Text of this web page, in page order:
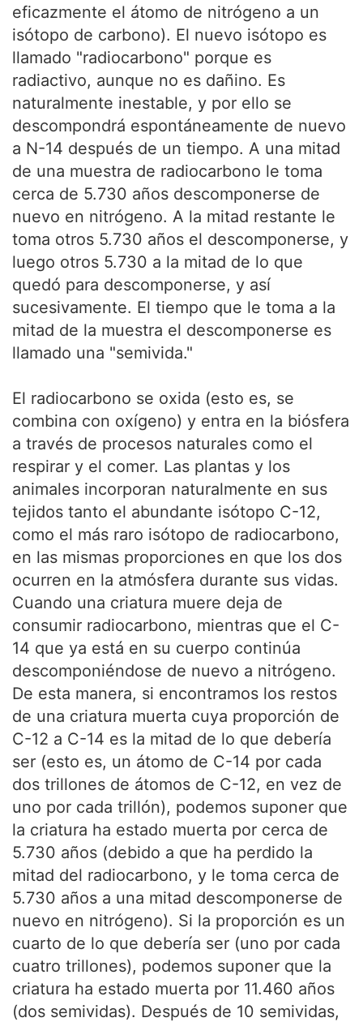
eficazmente el átomo de nitrógeno a un
isótopo de carbono). El nuevo isótopo es
llamado "radiocarbono" porque es
radiactivo, aunque no es dañino. Es
naturalmente inestable, y por ello se
descompondrá espontáneamente de nuevo
a N-14 después de un tiempo. A una mitad
de una muestra de radiocarbono le toma
cerca de 5.730 años descomponerse de
nuevo en nitrógeno. A la mitad restante le
toma otros 5.730 años el descomponerse, y
luego otros 5.730 a la mitad de lo que
quedó para descomponerse, y así
sucesivamente. El tiempo que le toma a la
mitad de la muestra el descomponerse es
llamado una "semivida."
El radiocarbono se oxida (esto es, se
combina con oxígeno) y entra en la biósfera
a través de procesos naturales como el
respirar y el comer. Las plantas y los
animales incorporan naturalmente en sus
tejidos tanto el abundante isótopo C-12,
como el más raro isótopo de radiocarbono,
en las mismas proporciones en que los dos
ocurren en la atmósfera durante sus vidas.
Cuando una criatura muere deja de
consumir radiocarbono, mientras que el C-
14 que ya está en su cuerpo continúa
descomponiéndose de nuevo a nitrógeno.
De esta manera, si encontramos los restos
de una criatura muerta cuya proporción de
C-12 a C-14 es la mitad de lo que debería
ser (esto es, un átomo de C-14 por cada
dos trillones de átomos de C-12, en vez de
uno por cada trillón), podemos suponer que
la criatura ha estado muerta por cerca de
5.730 años (debido a que ha perdido la
mitad del radiocarbono, y le toma cerca de
5.730 años a una mitad descomponerse de
nuevo en nitrógeno). Si la proporción es un
cuarto de lo que debería ser (uno por cada
cuatro trillones), podemos suponer que la
criatura ha estado muerta por 11.460 años
(dos semividas). Después de 10 semividas,